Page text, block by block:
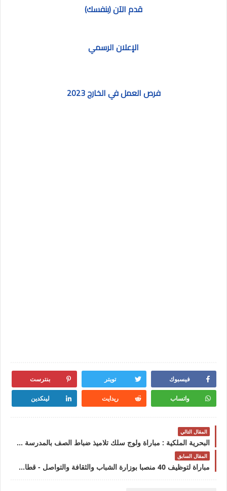
قدم الآن (بنفسك)
الإعلان الرسمي
فرص العمل في الخارج 2023
فيسبوك تويتر بنترست
واتساب ريدايت لينكدين
المقال التالي
البحرية الملكية : مباراة ولوج سلك تلاميذ ضباط الصف بالمدرسة الملكية البحرية لسنة 2023
المقال السابق
مباراة لتوظيف 40 منصبا بوزارة الشباب والثقافة والتواصل - قطاع الشباب آخر أجل 15 ماي 2023